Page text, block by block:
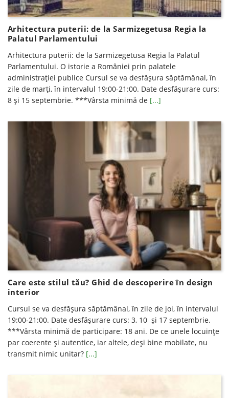
Arhitectura puterii: de la Sarmizegetusa Regia la
Palatul Parlamentului
Arhitectura puterii: de la Sarmizegetusa Regia la Palatul
Parlamentului. O istorie a României prin palatele
administrației publice Cursul se va desfăşura săptămânal, în
zile de marţi, în intervalul 19:00-21:00. Date desfăşurare curs:
8 și 15 septembrie. ***Vârsta minimă de [...]
Care este stilul tău? Ghid de descoperire în design
interior
Cursul se va desfăşura săptămânal, în zile de joi, în intervalul
19:00-21:00. Date desfăşurare curs: 3, 10 și 17 septembrie.
***Vârsta minimă de participare: 18 ani. De ce unele locuințe
par coerente și autentice, iar altele, deși bine mobilate, nu
transmit nimic unitar? [...]